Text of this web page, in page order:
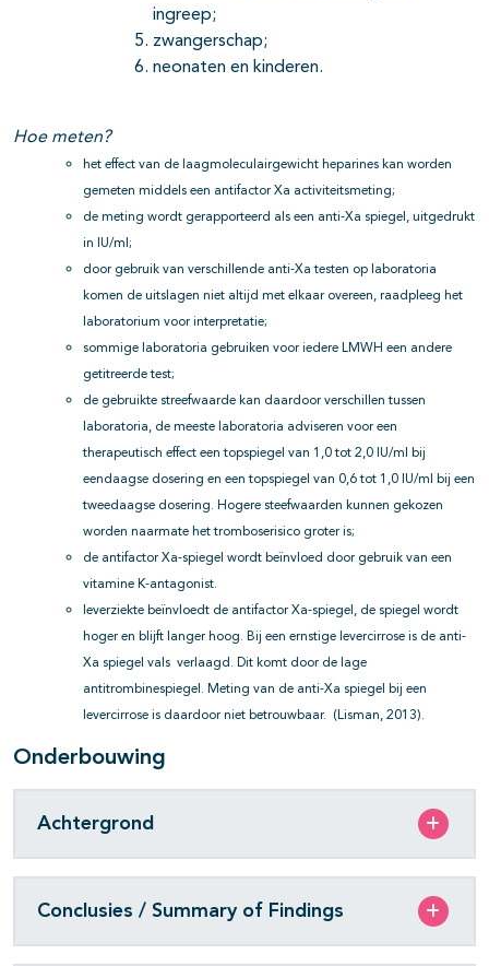
ingreep;
zwangerschap;
neonaten en kinderen.
Hoe meten?
het effect van de laagmoleculairgewicht heparines kan worden
gemeten middels een antifactor Xa activiteitsmeting;
de meting wordt gerapporteerd als een anti-Xa spiegel, uitgedrukt
in IU/ml;
door gebruik van verschillende anti-Xa testen op laboratoria
komen de uitslagen niet altijd met elkaar overeen, raadpleeg het
laboratorium voor interpretatie;
sommige laboratoria gebruiken voor iedere LMWH een andere
getitreerde test;
de gebruikte streefwaarde kan daardoor verschillen tussen
laboratoria, de meeste laboratoria adviseren voor een
therapeutisch effect een topspiegel van 1,0 tot 2,0 IU/ml bij
eendaagse dosering en een topspiegel van 0,6 tot 1,0 IU/ml bij een
tweedaagse dosering. Hogere steefwaarden kunnen gekozen
worden naarmate het tromboserisico groter is;
de antifactor Xa-spiegel wordt beïnvloed door gebruik van een
vitamine K-antagonist.
leverziekte beïnvloedt de antifactor Xa-spiegel, de spiegel wordt
hoger en blijft langer hoog. Bij een ernstige levercirrose is de anti-
Xa spiegel vals verlaagd. Dit komt door de lage
antitrombinespiegel. Meting van de anti-Xa spiegel bij een
levercirrose is daardoor niet betrouwbaar. (Lisman, 2013).
Onderbouwing
Achtergrond
Conclusies / Summary of Findings